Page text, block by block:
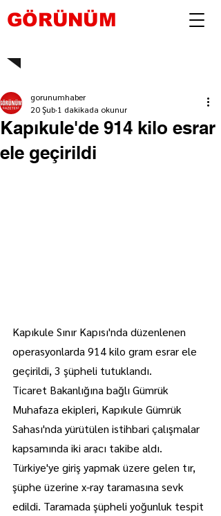
GÖRÜNÜM
Kapıkule'de 914 kilo esrar
ele geçirildi
gorunumhaber
20 Şub 1 dakikada okunur
Kapıkule Sınır Kapısı'nda düzenlenen
operasyonlarda 914 kilo gram esrar ele
geçirildi, 3 şüpheli tutuklandı.
Ticaret Bakanlığına bağlı Gümrük
Muhafaza ekipleri, Kapıkule Gümrük
Sahası'nda yürütülen istihbari çalışmalar
kapsamında iki aracı takibe aldı.
Türkiye'ye giriş yapmak üzere gelen tır,
şüphe üzerine x-ray taramasına sevk
edildi. Taramada şüpheli yoğunluk tespit